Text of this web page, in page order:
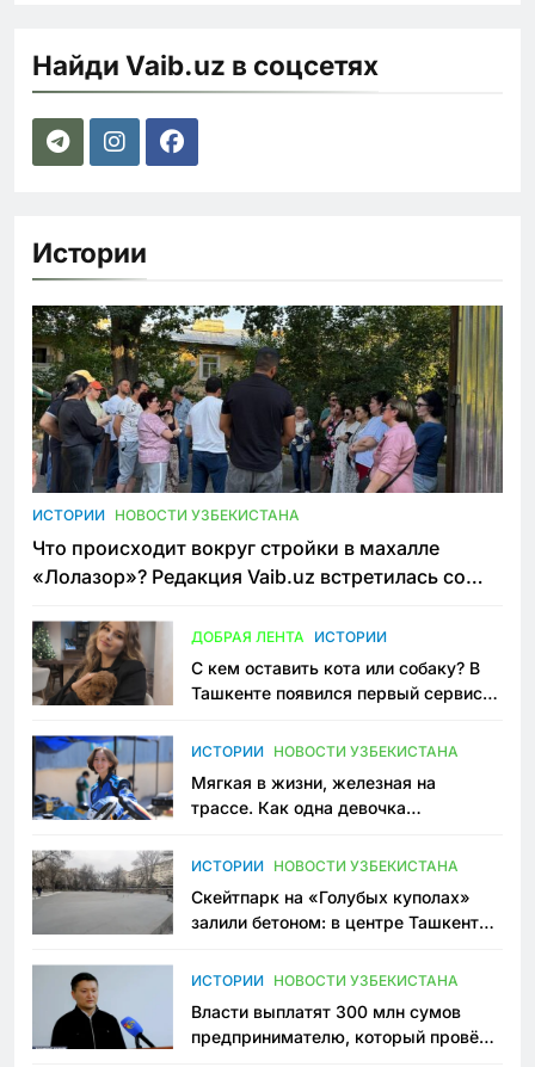
Найди Vaib.uz в соцсетях
Истории
ИСТОРИИ НОВОСТИ УЗБЕКИСТАНА
Что происходит вокруг стройки в махалле
«Лолазор»? Редакция Vaib.uz встретилась со
ДОБРАЯ ЛЕНТА ИСТОРИИ
С кем оставить кота или собаку? В
Ташкенте появился первый сервис
ИСТОРИИ НОВОСТИ УЗБЕКИСТАНА
Мягкая в жизни, железная на
трассе. Как одна девочка
Узбекистане
ИСТОРИИ НОВОСТИ УЗБЕКИСТАНА
Скейтпарк на «Голубых куполах»
залили бетоном: в центре Ташкента
пространство
ИСТОРИИ НОВОСТИ УЗБЕКИСТАНА
Власти выплатят 300 млн сумов
предпринимателю, который провёл